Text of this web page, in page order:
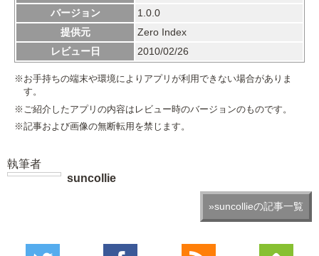
バージョン
1.0.0
提供元
Zero Index
レビュー日
2010/02/26
※お手持ちの端末や環境によりアプリが利用できない場合がありま
す。
※ご紹介したアプリの内容はレビュー時のバージョンのものです。
※記事および画像の無断転用を禁じます。
執筆者
suncollie
»suncollieの記事一覧